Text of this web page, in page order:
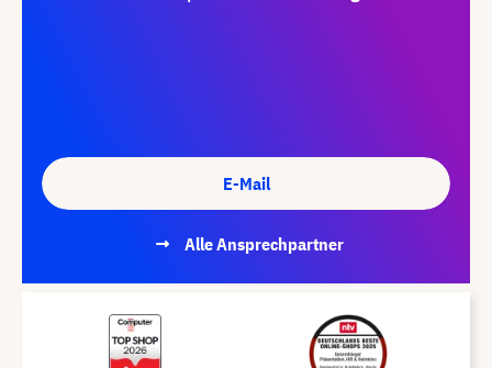
E-Mail
Alle Ansprechpartner